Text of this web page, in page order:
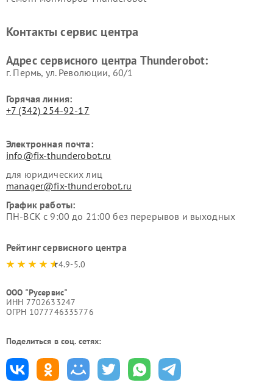
Контакты сервис центра
Адрес сервисного центра Thunderobot:
г. Пермь, ул. ​Революции, 60/1
Горячая линия:
+7 (342) 254-92-17
Электронная почта:
info@fix-thunderobot.ru
для юридических лиц
manager@fix-thunderobot.ru
График работы:
ПН-ВСК с 9:00 до 21:00 без перерывов и выходных
Рейтинг сервисного центра
4.9-5.0
ООО "Русервис"
ИНН 7702633247
ОГРН 1077746335776
Поделиться в соц. сетях: